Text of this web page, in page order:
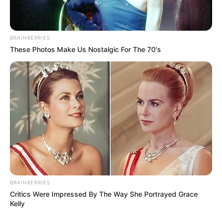
Berat Badan: – kg
Golongan Darah: –
Warna Rambut: Hitam
Warna Mata: Coklat
Warn Kulit: Putih
Ukuran Tubuh: –
Ukuran Sepatu: –
Ukuran Baju: –
Pendidikan
SMA Negeri 5 Depok
Universitas Pancasila, Jurusan Ilmu Hukum
Keluarga
BRAINBERRIES
These Photos Make Us Nostalgic For The 70's
BRAINBERRIES
Critics Were Impressed By The Way She Portrayed Grace
Kelly